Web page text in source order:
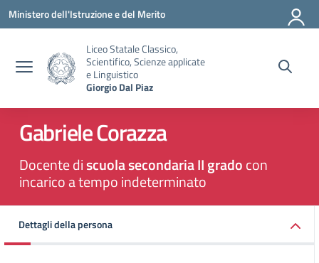
Vai ai contenuti
Vai al menu di navigazione
Vai al footer
Ministero dell'Istruzione e del Merito
Liceo Statale Classico,
Scientifico, Scienze applicate
e Linguistico
Giorgio Dal Piaz
Gabriele Corazza
Docente discuola secondaria II gradocon
incarico a tempo indeterminato
Dettagli della persona